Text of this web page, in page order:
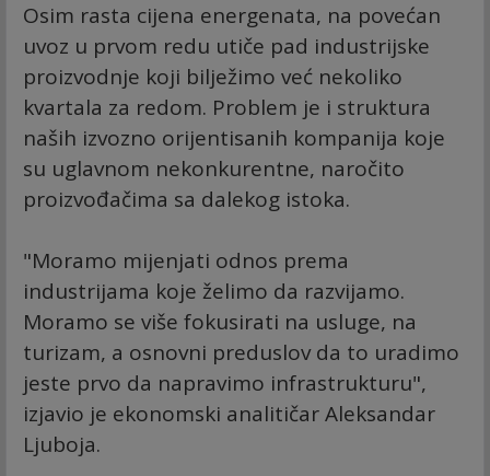
Osim rasta cijena energenata, na povećan
uvoz u prvom redu utiče pad industrijske
proizvodnje koji bilježimo već nekoliko
kvartala za redom. Problem je i struktura
naših izvozno orijentisanih kompanija koje
su uglavnom nekonkurentne, naročito
proizvođačima sa dalekog istoka.
"Moramo mijenjati odnos prema
industrijama koje želimo da razvijamo.
Moramo se više fokusirati na usluge, na
turizam, a osnovni preduslov da to uradimo
jeste prvo da napravimo infrastrukturu",
izjavio je ekonomski analitičar Aleksandar
Ljuboja.